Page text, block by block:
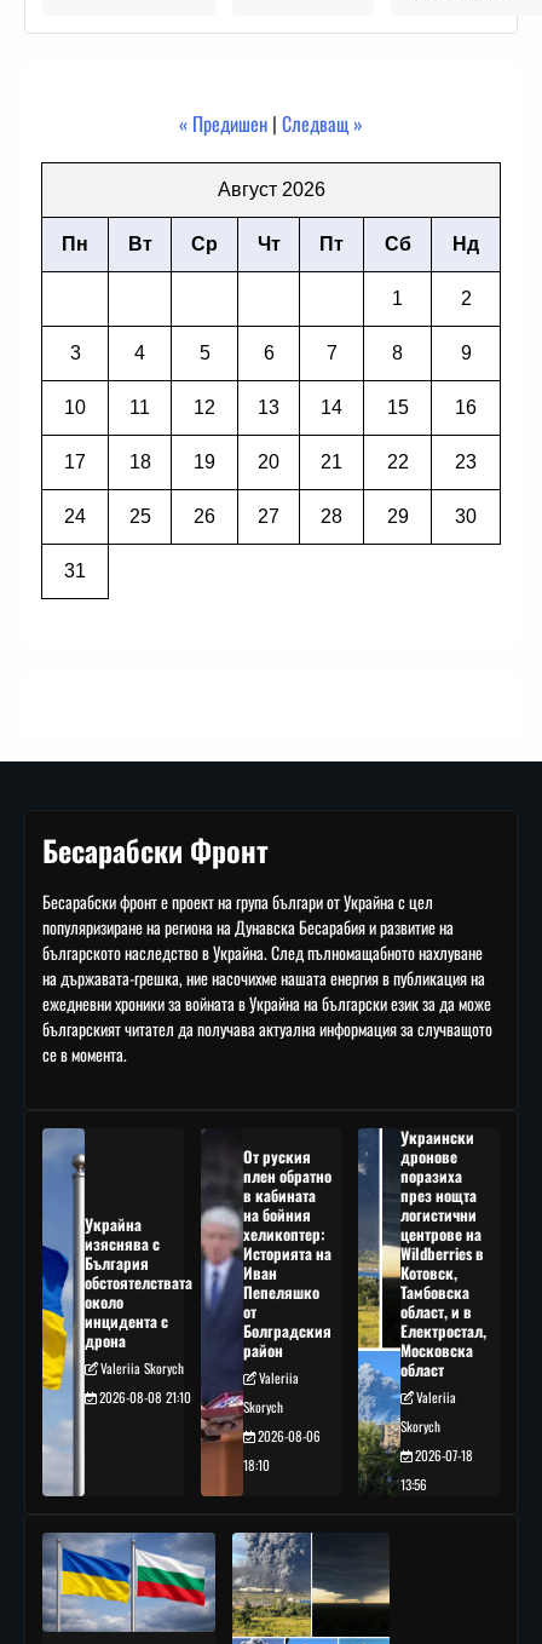
« Предишен | Следващ »
Август 2026
Пн Вт Ср Чт Пт Сб Нд
1 2
3 4 5 6 7 8 9
10 11 12 13 14 15 16
17 18 19 20 21 22 23
24 25 26 27 28 29 30
31
Бесарабски Фронт
Бесарабски фронт е проект на група българи от Украйна с цел
популяризиране на региона на Дунавска Бесарабия и развитие на
българското наследство в Украйна. След пълномащабното нахлуване
на държавата-грешка, ние насочихме нашата енергия в публикация на
ежедневни хроники за войната в Украйна на български език за да може
българският читател да получава актуална информация за случващото
се в момента.
Украйна
изяснява с
България
обстоятелствата
около
инцидента с
дрона
Valeriia Skorych
2026-08-08 21:10
От руския
плен обратно
в кабината
на бойния
хеликоптер:
Историята на
Иван
Пепеляшко
от
Болградския
район
Valeriia
Skorych
2026-08-06
18:10
Украински
дронове
поразиха
през нощта
логистични
центрове на
Wildberries в
Котовск,
Тамбовска
област, и в
Електростал,
Московска
област
Valeriia
Skorych
2026-07-18
13:56